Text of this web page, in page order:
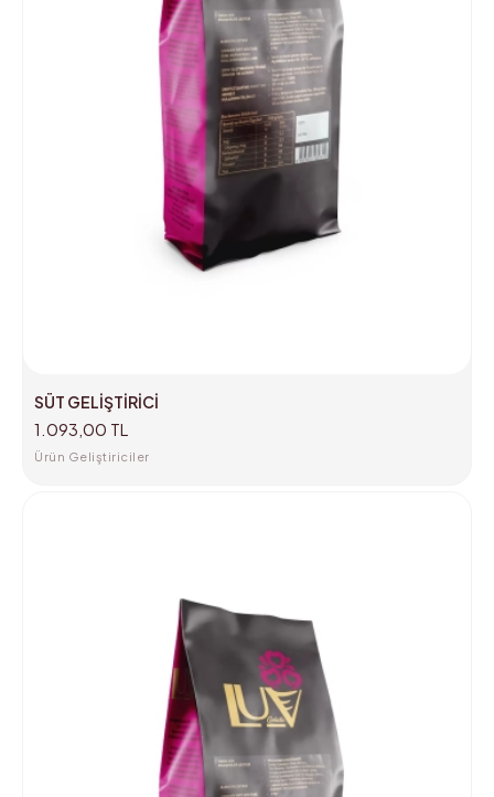
SÜT GELİŞTİRİCİ
1.093,00 TL
Ürün Geliştiriciler